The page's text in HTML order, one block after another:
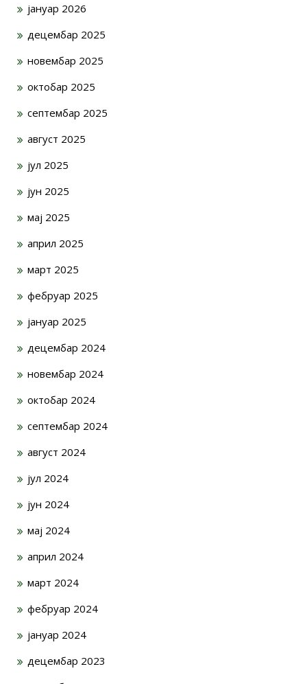
јануар 2026
децембар 2025
новембар 2025
октобар 2025
септембар 2025
август 2025
јул 2025
јун 2025
мај 2025
април 2025
март 2025
фебруар 2025
јануар 2025
децембар 2024
новембар 2024
октобар 2024
септембар 2024
август 2024
јул 2024
јун 2024
мај 2024
април 2024
март 2024
фебруар 2024
јануар 2024
децембар 2023